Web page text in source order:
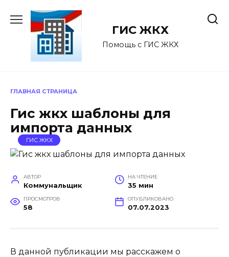
содержанию
ГИС ЖКХ
Помощь с ГИС ЖКХ
ГЛАВНАЯ СТРАНИЦА
Гис жкх шаблоны для
импорта данных
ГИС ЖКХ
АВТОР
Коммунальщик
НА ЧТЕНИЕ
35 мин
ПРОСМОТРОВ
58
ОПУБЛИКОВАНО
07.07.2023
В данной публикации мы расскажем о